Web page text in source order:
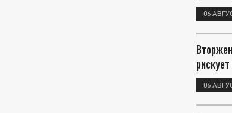
06
06